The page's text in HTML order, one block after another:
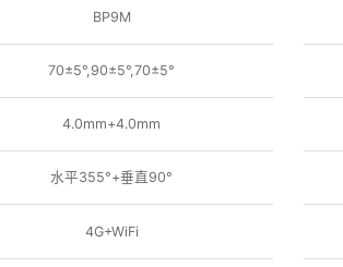
BP9M
70±5°,90±5°,70±5°
4.0mm+4.0mm
水平355°+垂直90°
4G+WiFi